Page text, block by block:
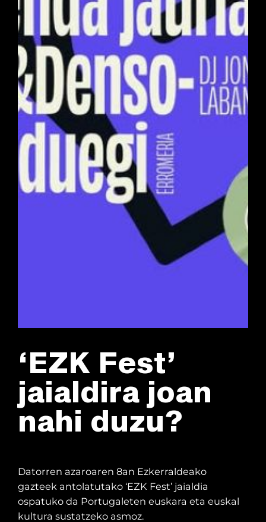
‘EZK Fest’
jaialdira joan
nahi duzu?
Datorren azaroaren 8an Ezkerraldeako
gazteek antolatutako ‘EZK Fest’ jaialdia
ospatuko da Portugaleten euskara eta euskal
kultura sustatzeko asmoz.